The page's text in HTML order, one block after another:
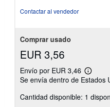
Contactar al vendedor
Comprar usado
EUR 3,56
Envío por EUR 3,46
Más
las
tarifas
Se envía dentro de Estados
Cantidad disponible: 1